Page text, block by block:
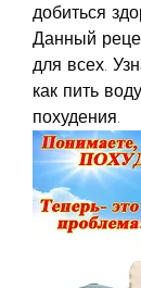
добиться
Данный
для всех.
как пить
похудения.